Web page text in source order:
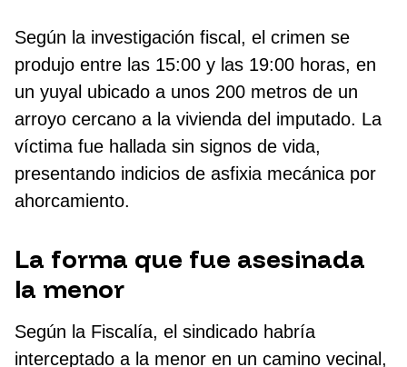
Según la investigación fiscal, el crimen se
produjo entre las 15:00 y las 19:00 horas, en
un yuyal ubicado a unos 200 metros de un
arroyo cercano a la vivienda del imputado. La
víctima fue hallada sin signos de vida,
presentando indicios de asfixia mecánica por
ahorcamiento.
La forma que fue asesinada
la menor
Según la Fiscalía, el sindicado habría
interceptado a la menor en un camino vecinal,